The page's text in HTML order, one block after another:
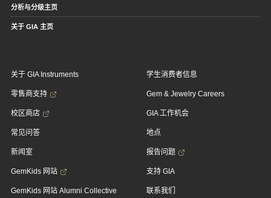
分析与分级主页
关于 GIA 主页
关于 GIA Instruments
零售商支持
校区商店
常见问答
新闻室
GemKids 网站
GemKids 网站 Alumni Collective
学生消费者信息
Gem & Jewelry Careers
GIA 工作机会
地点
报告问题
支持 GIA
联系我们